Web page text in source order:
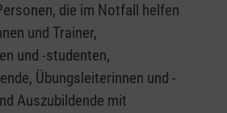
die im Notfall helfen
und Trainer,
und -studenten,
Übungsleiterinnen und -
Auszubildende mit